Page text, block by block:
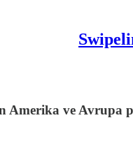
Amerika ve